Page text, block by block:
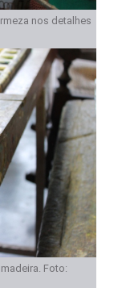
nos detalhes
Foto: